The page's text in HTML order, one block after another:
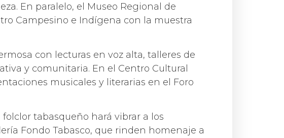
En paralelo, el Museo Regional de
Campesino e Indígena con la muestra
con lecturas en voz alta, talleres de
y comunitaria. En el Centro Cultural
musicales y literarias en el Foro
tabasqueño hará vibrar a los
Fondo Tabasco, que rinden homenaje a